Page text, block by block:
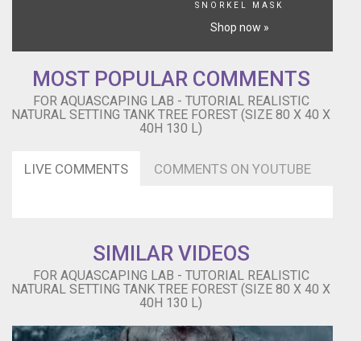
mezzo
paesaggio
DECORATION
porous
wood,
SNORKEL MASK
Shop now »
MOST POPULAR COMMENTS
FOR AQUASCAPING LAB - TUTORIAL REALISTIC
NATURAL SETTING TANK TREE FOREST (SIZE 80 X 40 X
40H 130 L)
LIVE COMMENTS COMMENTS ON YOUTUBE
SIMILAR VIDEOS
FOR AQUASCAPING LAB - TUTORIAL REALISTIC
NATURAL SETTING TANK TREE FOREST (SIZE 80 X 40 X
40H 130 L)